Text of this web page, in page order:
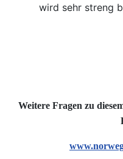
wird sehr streng
Weitere Fragen zu